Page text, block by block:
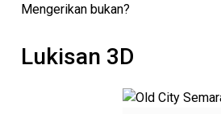
Mengerikan bukan?
Lukisan 3D